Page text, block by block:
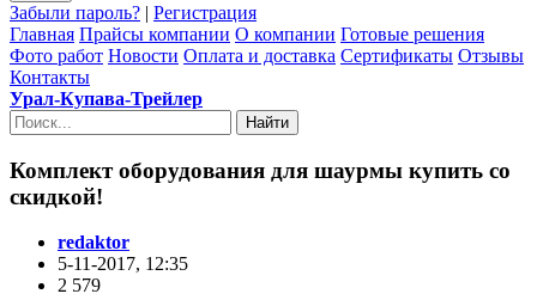
Забыли пароль? | Регистрация
Главная Прайсы компании О компании Готовые решения
Фото работ Новости Оплата и доставка Сертификаты Отзывы
Контакты
Урал-Купава-Трейлер
Найти
Комплект оборудования для шаурмы купить со
скидкой!
redaktor
5-11-2017, 12:35
2 579